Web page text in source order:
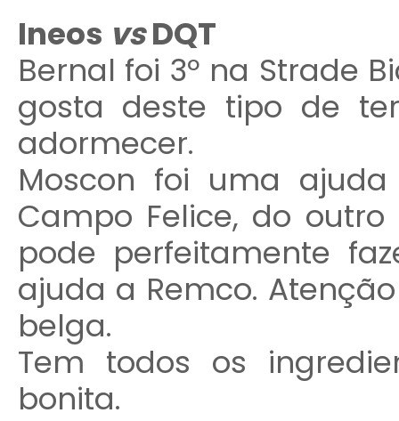
Ineos vsDQT
Bernal foi 3º na Strade
gosta deste tipo de
adormecer.
Moscon foi uma
Campo Felice, do
pode perfeitamente
ajuda a Remco.
belga.
Tem todos os
bonita.